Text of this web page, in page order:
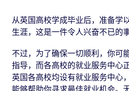
从英国高校学成毕业后，准备学
生涯，这是一件令人兴奋不已的事
不过，为了确保一切顺利，你可
指导，而各高校的就业服务中心
英国各高校均设有就业服务中心
能够帮助你寻求最佳就业机会。